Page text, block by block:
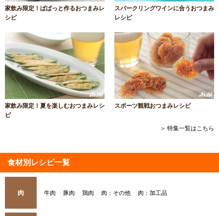
家飲み限定！ぱぱっと作るおつまみレ
シピ
スパークリングワインに合うおつまみ
レシピ
家飲み限定！夏を楽しむおつまみレシ
ピ
スポーツ観戦おつまみレシピ
＞ 特集一覧はこちら
食材別レシピ一覧
肉 牛肉 豚肉 鶏肉 肉：その他 肉：加工品